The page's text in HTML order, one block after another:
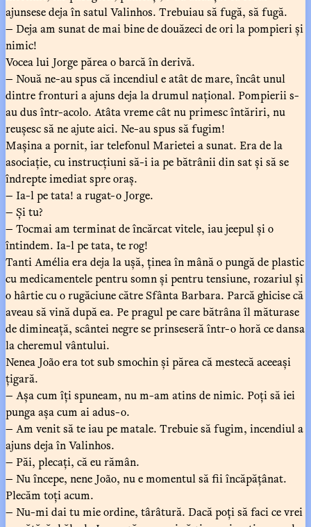
ajunsese deja în satul Valinhos. Trebuiau să fugă, să fugă.
— Deja am sunat de mai bine de douăzeci de ori la pompieri și
nimic!
Vocea lui Jorge părea o barcă în derivă.
— Nouă ne-au spus că incendiul e atât de mare, încât unul
dintre fronturi a ajuns deja la drumul național. Pompierii s-
au dus într-acolo. Atâta vreme cât nu primesc întăriri, nu
reușesc să ne ajute aici. Ne-au spus să fugim!
Mașina a pornit, iar telefonul Marietei a sunat. Era de la
asociație, cu instrucțiuni să-i ia pe bătrânii din sat și să se
îndrepte imediat spre oraș.
— Ia-l pe tata! a rugat-o Jorge.
— Și tu?
— Tocmai am terminat de încărcat vitele, iau jeepul și o
întindem. Ia-l pe tata, te rog!
Tanti Amélia era deja la ușă, ținea în mână o pungă de plastic
cu medicamentele pentru somn și pentru tensiune, rozariul și
o hârtie cu o rugăciune către Sfânta Barbara. Parcă ghicise că
aveau să vină după ea. Pe pragul pe care bătrâna îl măturase
de dimineață, scântei negre se prinseseră într-o horă ce dansa
la cheremul vântului.
Nenea João era tot sub smochin și părea că mestecă aceeași
țigară.
— Așa cum îți spuneam, nu m-am atins de nimic. Poți să iei
punga așa cum ai adus-o.
— Am venit să te iau pe matale. Trebuie să fugim, incendiul a
ajuns deja în Valinhos.
— Păi, plecați, că eu rămân.
— Nu începe, nene João, nu e momentul să fii încăpățânat.
Plecăm toți acum.
— Nu-mi dai tu mie ordine, târâtură. Dacă poți să faci ce vrei